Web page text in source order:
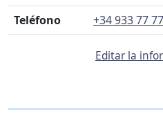
Teléfono
+34 933 77
Editar la